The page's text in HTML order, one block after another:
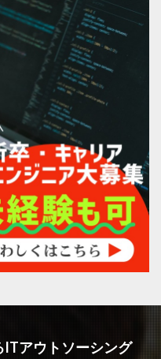
ITアウトソーシング